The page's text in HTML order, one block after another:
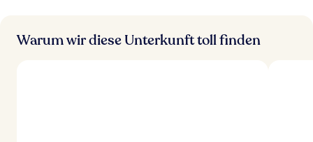
Warum wir diese Unterkunft toll finden